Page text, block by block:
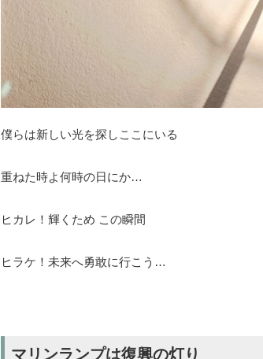
僕らは新しい光を探しここにいる
重ねた時よ何時の日にか…
ヒカレ！輝くため この瞬間
ヒラケ！未来へ勇敢に行こう…
マリンランプは復興の灯り